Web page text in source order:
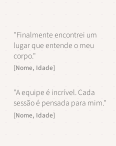
"Finalmente encontrei um
lugar que entende o meu
corpo."
[Nome, Idade]
"A equipe é incrível. Cada
sessão é pensada para mim."
[Nome, Idade]